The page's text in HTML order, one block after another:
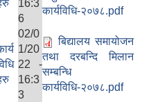
16:3
6
कार्यविधि-२०७८.pdf
02/0
1/20
22 -
16:3
3
बिद्यालय समायोजन
तथा दरबन्दि मिलान
सम्बन्धि
कार्यविधि-२०७८.pdf